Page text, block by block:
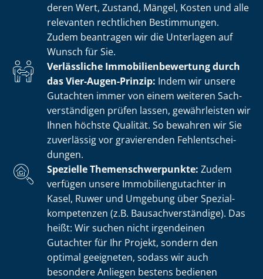
deren Wert, Zustand, Mängel, Kosten und alle
relevanten rechtlichen Bestimmungen.
Zudem beantragen wir die Unterlagen auf
Wunsch für Sie.
Verlässliche Im­mo­bi­li­en­be­wer­tung durch
das Vier-Augen-Prinzip: Indem wir unsere
Gutachten immer von einem weiteren Sach­
ver­stän­di­gen prüfen lassen, gewährleisten wir
Ihnen höchste Qualität. So bewahren wir Sie
zuverlässig vor gravierenden Fehl­ent­schei­
dun­gen.
Spezielle The­men­schwer­punk­te: Zudem
verfügen unsere Im­mo­bi­li­en­gut­ach­ter in
Kasel, Ruwer und Umgebung über Spe­zi­al­
kom­pe­ten­zen (z.B. Bau­sach­ver­stän­di­ge). Das
heißt: Wir suchen nicht irgendeinen
Gutachter für Ihr Projekt, sondern den
optimal geeigneten, sodass wir auch
besondere Anliegen bestens bedienen